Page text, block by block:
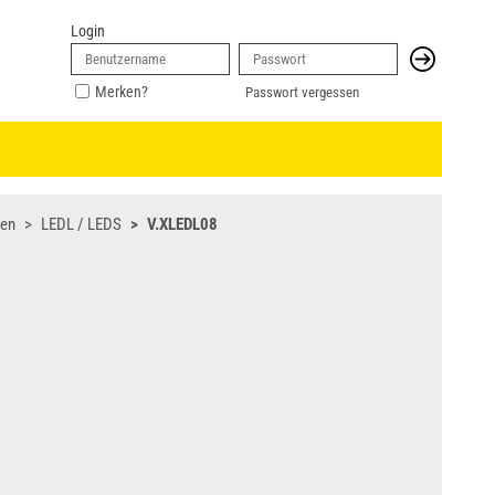
Login
Merken? Passwort vergessen
LEDL / LEDS V.XLEDL08